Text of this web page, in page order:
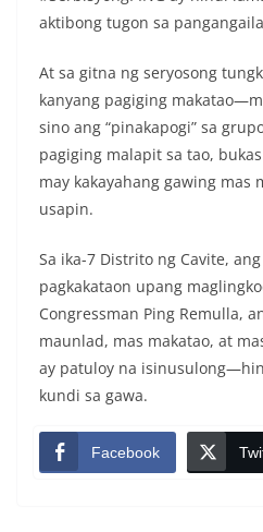
aktibong tugon sa
At sa gitna ng seryosong
kanyang pagiging
sino ang “pinakapogi” sa
pagiging malapit sa tao,
may kakayahang gawing mas
usapin.
Sa ika-7 Distrito ng Cavite,
pagkakataon upang
Congressman Ping Remulla,
maunlad, mas makatao, at
ay patuloy na
kundi sa gawa.
Facebook